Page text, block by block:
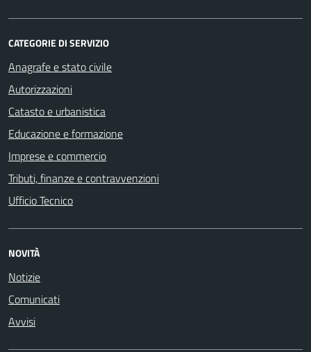
CATEGORIE DI SERVIZIO
Anagrafe e stato civile
Autorizzazioni
Catasto e urbanistica
Educazione e formazione
Imprese e commercio
Tributi, finanze e contravvenzioni
Ufficio Tecnico
NOVITÀ
Notizie
Comunicati
Avvisi